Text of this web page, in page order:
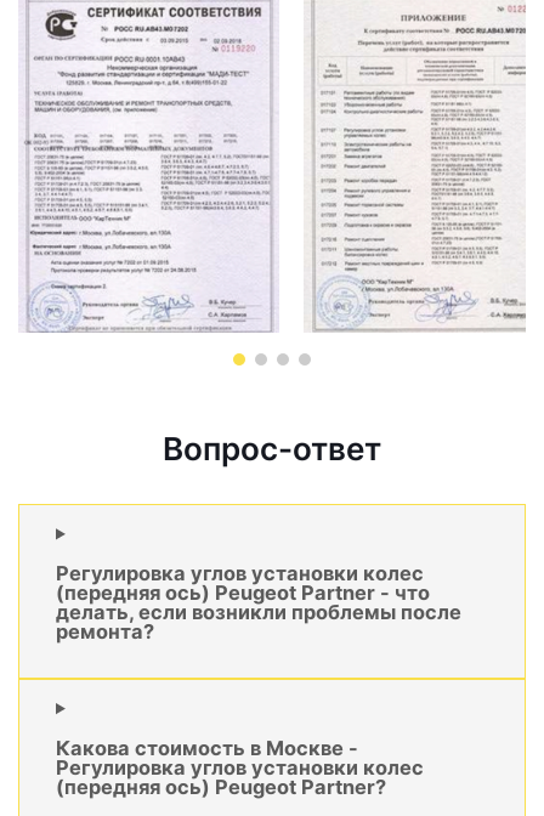
Вопрос-ответ
Регулировка углов установки колес
(передняя ось) Peugeot Partner - что
делать, если возникли проблемы после
ремонта?
Какова стоимость в Москве -
Регулировка углов установки колес
(передняя ось) Peugeot Partner?